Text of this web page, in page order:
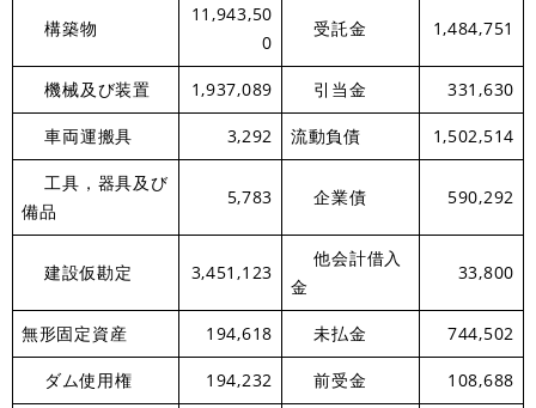
構築物
11,943,50
0
受託金 1,484,751
機械及び装置 1,937,089 引当金 331,630
車両運搬具 3,292 流動負債 1,502,514
工具，器具及び
備品
5,783 企業債 590,292
建設仮勘定 3,451,123
他会計借入
金
33,800
無形固定資産 194,618 未払金 744,502
ダム使用権 194,232 前受金 108,688